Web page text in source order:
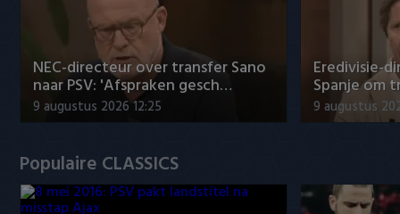
NEC-directeur over transfer Sano
naar PSV: 'Afspraken gesch…
9 augustus 2026 12:25
Eredivisie-
Spanje om
9 augustus
Populaire CLASSICS